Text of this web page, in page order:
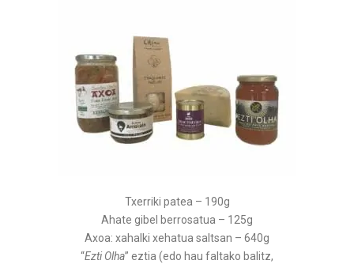
Txerriki patea – 190g
Ahate gibel berrosatua – 125g
Axoa: xahalki xehatua saltsan – 640g
“Ezti Olha” eztia (edo hau faltako balitz,